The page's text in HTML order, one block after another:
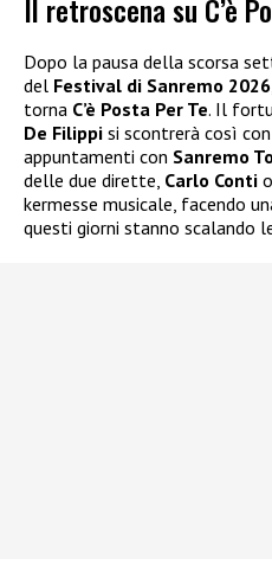
Il retroscena su C’è
Dopo la pausa della scorsa
del Festival di Sanremo 2026
torna C’è Posta Per Te. Il
De Filippi si scontrerà così
appuntamenti con Sanremo
delle due dirette, Carlo Conti
kermesse musicale, facendo
questi giorni stanno scalando